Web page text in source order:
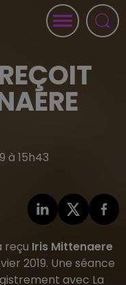
à 15h43
reçu Iris Mittenaere
2019. Une séance
avec La